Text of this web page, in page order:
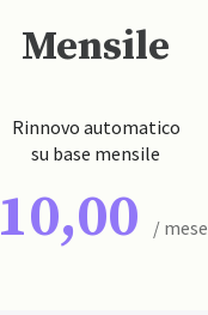
Mensile
Rinnovo automatico
su base mensile
10,00 / mese